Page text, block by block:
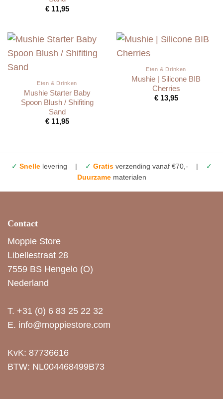
€11,95
Eten & Drinken
Mushie Starter Baby
Spoon Blush / Shifiting
Sand
€11,95
Eten & Drinken
Mushie | Silicone BIB
Cherries
€13,95
✓ Snellelevering | ✓ Gratisverzending vanaf €70,- |
✓
Duurzamematerialen
Contact
Moppie Store
Libellestraat 28
7559 BS Hengelo (O)
Nederland
T. +31 (0) 6 83 25 22 32
E. info@moppiestore.com
KvK: 87736616
BTW: NL004468499B73